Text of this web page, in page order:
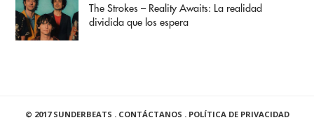
The Strokes – Reality Awaits: La realidad
dividida que los espera
© 2017 SUNDERBEATS . CONTÁCTANOS . POLÍTICA DE PRIVACIDAD